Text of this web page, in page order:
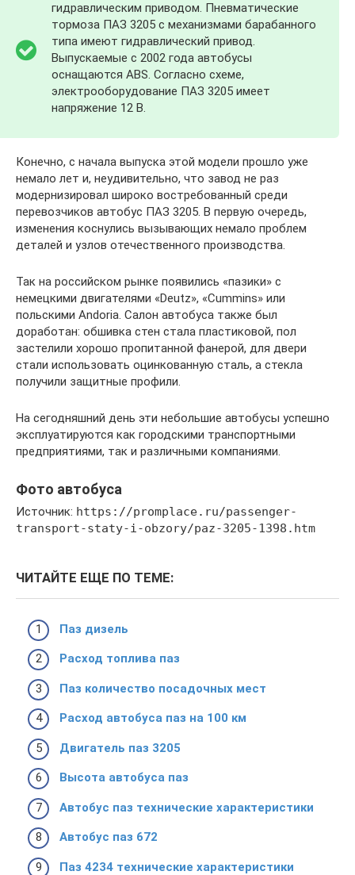
гидравлическим приводом. Пневматические
тормоза ПАЗ 3205 с механизмами барабанного
типа имеют гидравлический привод.
Выпускаемые с 2002 года автобусы
оснащаются ABS. Согласно схеме,
электрооборудование ПАЗ 3205 имеет
напряжение 12 В.
Конечно, с начала выпуска этой модели прошло уже
немало лет и, неудивительно, что завод не раз
модернизировал широко востребованный среди
перевозчиков автобус ПАЗ 3205. В первую очередь,
изменения коснулись вызывающих немало проблем
деталей и узлов отечественного производства.
Так на российском рынке появились «пазики» с
немецкими двигателями «Deutz», «Cummins» или
польскими Andoria. Салон автобуса также был
доработан: обшивка стен стала пластиковой, пол
застелили хорошо пропитанной фанерой, для двери
стали использовать оцинкованную сталь, а стекла
получили защитные профили.
На сегодняшний день эти небольшие автобусы успешно
эксплуатируются как городскими транспортными
предприятиями, так и различными компаниями.
Фото автобуса
Источник: https://promplace.ru/passenger-
transport-staty-i-obzory/paz-3205-1398.htm
ЧИТАЙТЕ ЕЩЕ ПО ТЕМЕ:
Паз дизель
Расход топлива паз
Паз количество посадочных мест
Расход автобуса паз на 100 км
Двигатель паз 3205
Высота автобуса паз
Автобус паз технические характеристики
Автобус паз 672
Паз 4234 технические характеристики